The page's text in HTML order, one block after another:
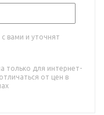
вами и уточнят
только для интернет-
от цен в